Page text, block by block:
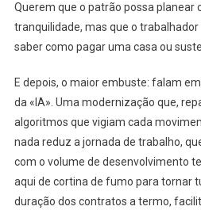
Querem que o patrão possa planear
tranquilidade, mas que o
saber como pagar uma casa ou
E depois, o maior embuste: falam
da «IA». Uma modernização que,
algoritmos que vigiam cada
nada reduz a jornada de trabalho,
com o volume de desenvolvimento
aqui de cortina de fumo para tornar
duração dos contratos a termo,